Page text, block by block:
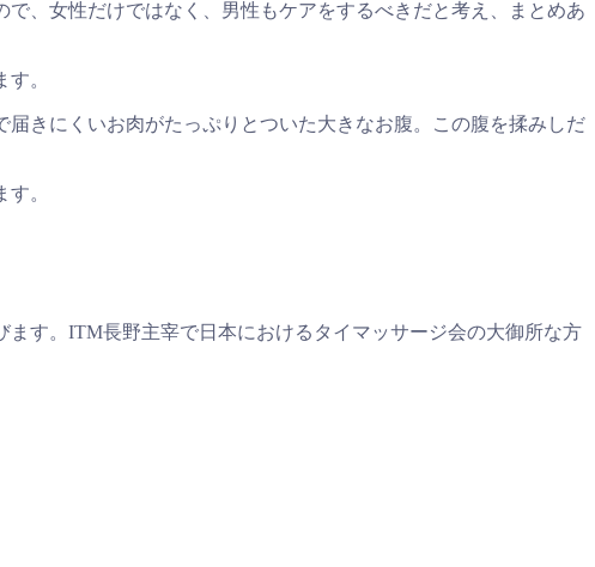
、女性だけではなく、男性もケアをするべきだと考え、まとめあ
。
きにくいお肉がたっぷりとついた大きなお腹。この腹を揉みしだ
。
す。ITM長野主宰で日本におけるタイマッサージ会の大御所な方